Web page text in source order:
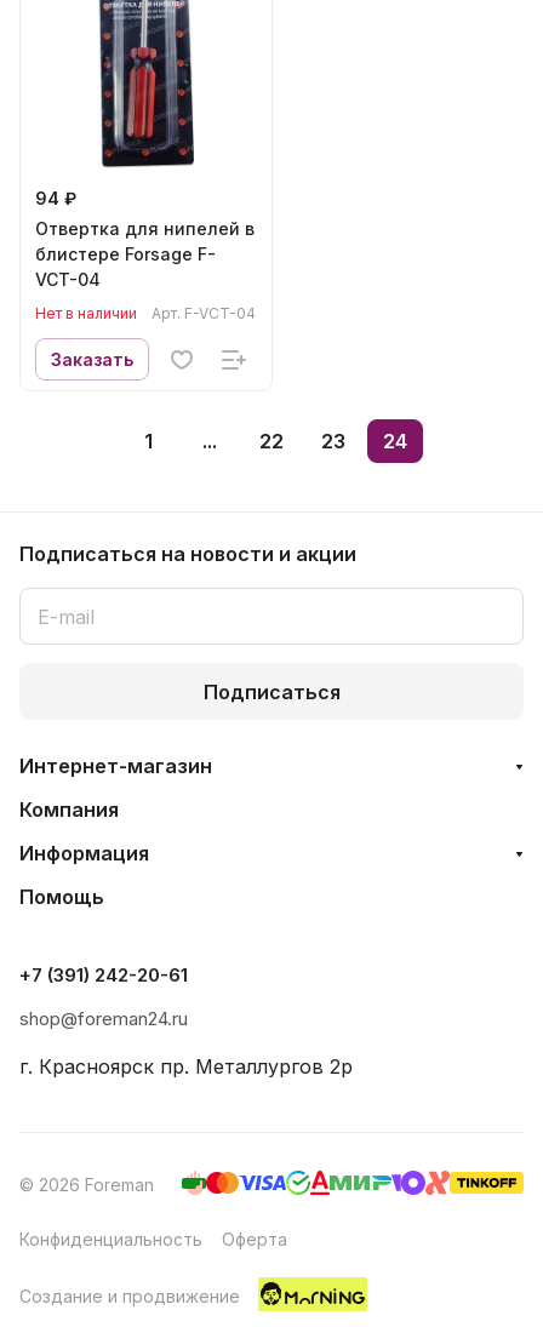
94 ₽
Отвертка для нипелей в
блистере Forsage F-
VCT-04
Нет в наличии Арт. F-VCT-04
Заказать
1 ... 22 23 24
Подписаться на новости и акции
Подписаться
Интернет-магазин
Компания
Информация
Помощь
+7 (391) 242-20-61
shop@foreman24.ru
г. Красноярск пр. Металлургов 2р
© 2026 Foreman
Конфиденциальность Оферта
Создание и продвижение